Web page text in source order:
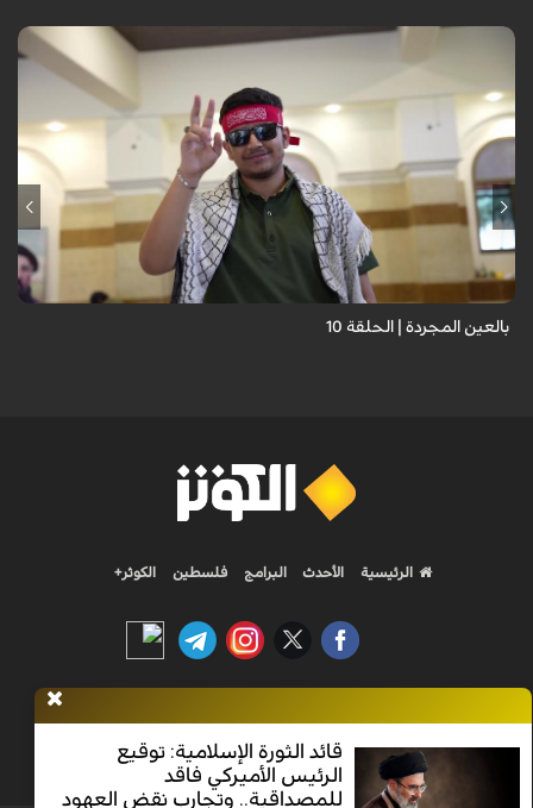
برنامج "بالعين المجردة" هو توثيق إنسانيٌّ شجاعٌ للحياة تحت وطأة الحرب،
حيث نستمع فيه إلى شهاداتٍ حيّةٍ لأشخاص عايشوا التفجيرات والدمار، فنرى
بعيونهم ت...
بالعين المجردة | الحلقة 10
قائد الثورة الإسلامية: توقيع
الرئيس الأميركي فاقد
للمصداقية.. وتجارب نقض العهود
الرئيسية الأحدث البرامج فلسطين الكوثر+
Nilesat 11900 V | Badr 8 11747 V | Badr5 12284 V
جميع الحقوق محفوظة